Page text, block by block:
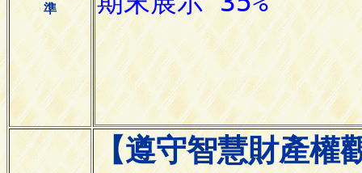
準
【遵守智慧財產權